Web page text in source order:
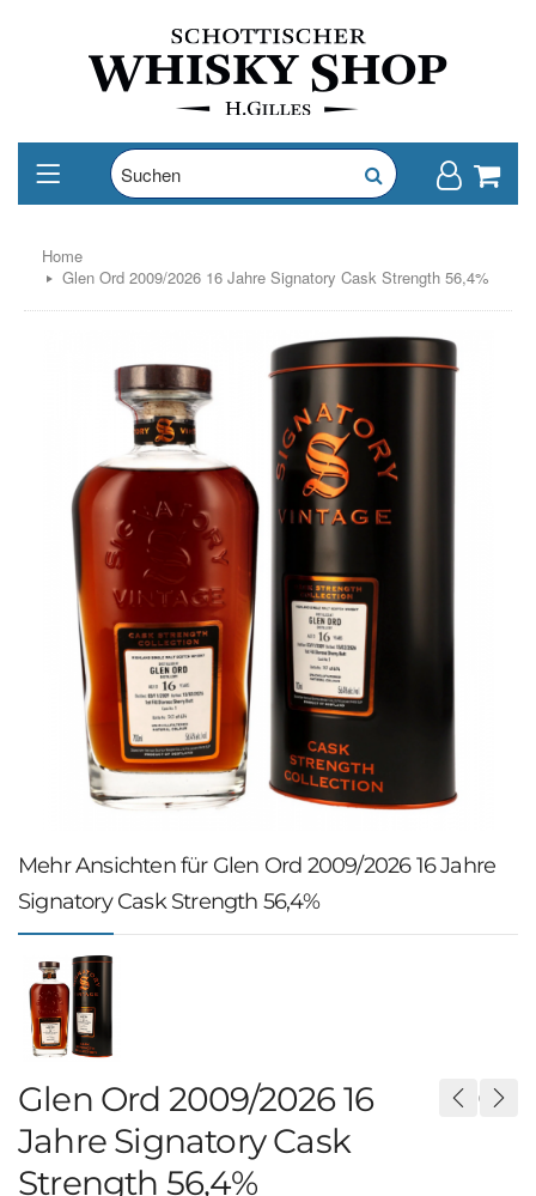
Home
Glen Ord 2009/2026 16 Jahre Signatory Cask Strength 56,4%
Mehr Ansichten für Glen Ord 2009/2026 16 Jahre
Signatory Cask Strength 56,4%
Glen Ord 2009/2026 16
Jahre Signatory Cask
Strength 56,4%